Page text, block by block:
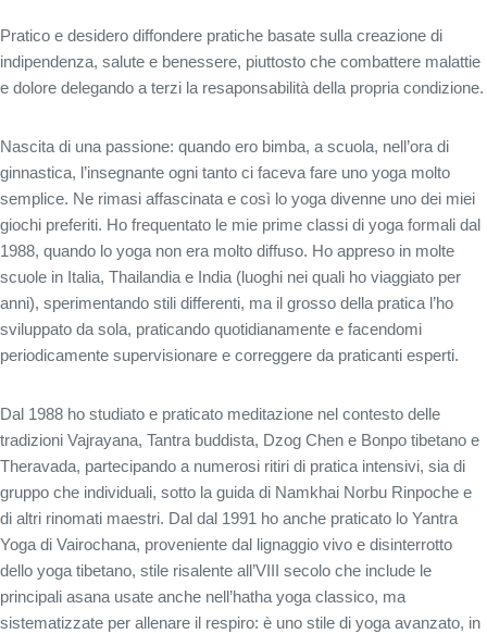
Pratico e desidero diffondere pratiche basate sulla creazione di
indipendenza, salute e benessere, piuttosto che combattere malattie
e dolore delegando a terzi la resaponsabilità della propria condizione.
Nascita di una passione: quando ero bimba, a scuola, nell’ora di
ginnastica, l’insegnante ogni tanto ci faceva fare uno yoga molto
semplice. Ne rimasi affascinata e così lo yoga divenne uno dei miei
giochi preferiti. Ho frequentato le mie prime classi di yoga formali dal
1988, quando lo yoga non era molto diffuso. Ho appreso in molte
scuole in Italia, Thailandia e India (luoghi nei quali ho viaggiato per
anni), sperimentando stili differenti, ma il grosso della pratica l’ho
sviluppato da sola, praticando quotidianamente e facendomi
periodicamente supervisionare e correggere da praticanti esperti.
Dal 1988 ho studiato e praticato meditazione nel contesto delle
tradizioni Vajrayana, Tantra buddista, Dzog Chen e Bonpo tibetano e
Theravada, partecipando a numerosi ritiri di pratica intensivi, sia di
gruppo che individuali, sotto la guida di Namkhai Norbu Rinpoche e
di altri rinomati maestri. Dal dal 1991 ho anche praticato lo Yantra
Yoga di Vairochana, proveniente dal lignaggio vivo e disinterrotto
dello yoga tibetano, stile risalente all’VIII secolo che include le
principali asana usate anche nell’hatha yoga classico, ma
sistematizzate per allenare il respiro: è uno stile di yoga avanzato, in